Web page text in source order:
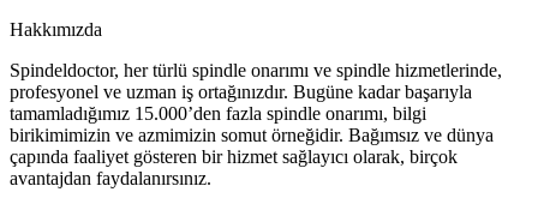
Hakkımızda
Spindeldoctor, her türlü spindle onarımı ve spindle hizmetlerinde,
profesyonel ve uzman iş ortağınızdır. Bugüne kadar başarıyla
tamamladığımız 15.000’den fazla spindle onarımı, bilgi
birikimimizin ve azmimizin somut örneğidir. Bağımsız ve dünya
çapında faaliyet gösteren bir hizmet sağlayıcı olarak, birçok
avantajdan faydalanırsınız.